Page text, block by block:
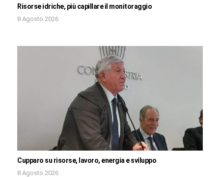
Risorse idriche, più capillare il monitoraggio
8 Agosto 2026
Cupparo su risorse, lavoro, energia e sviluppo
8 Agosto 2026